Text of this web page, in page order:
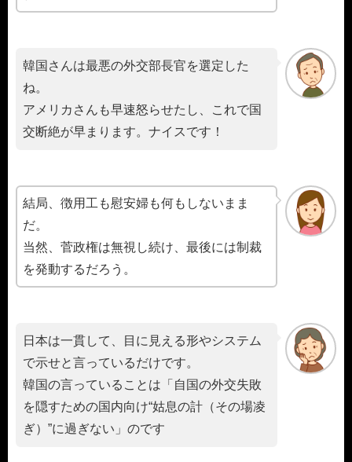
韓国さんは最悪の外交部長官を選定した
ね。
アメリカさんも早速怒らせたし、これで国
交断絶が早まります。ナイスです！
結局、徴用工も慰安婦も何もしないまま
だ。
当然、菅政権は無視し続け、最後には制裁
を発動するだろう。
日本は一貫して、目に見える形やシステム
で示せと言っているだけです。
韓国の言っていることは「自国の外交失敗
を隠すための国内向け“姑息の計（その場凌
ぎ）”に過ぎない」のです